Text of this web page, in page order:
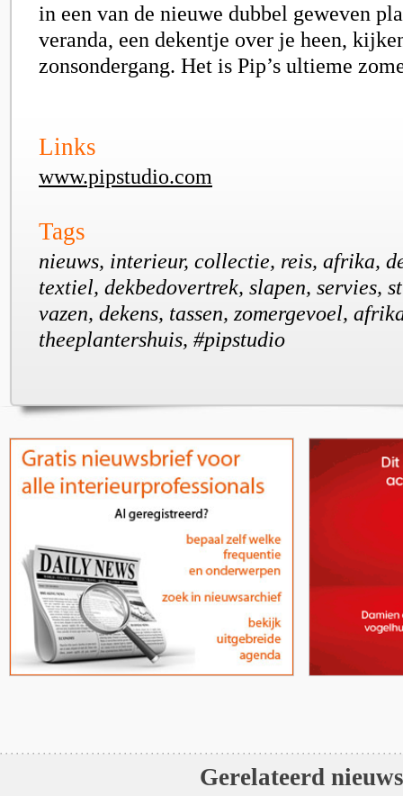
in een van de nieuwe dubbel geweven
veranda, een dekentje over je heen,
zonsondergang. Het is Pip’s ultieme
Links
www.pipstudio.com
Tags
nieuws, interieur, collectie, reis, afrika,
textiel, dekbedovertrek, slapen, servies,
vazen, dekens, tassen, zomergevoel,
theeplantershuis, #pipstudio
Gerelateerd nieuws